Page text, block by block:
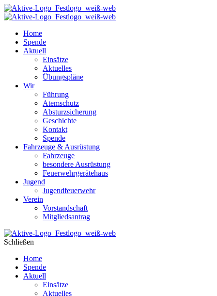
Home
Spende
Aktuell
Einsätze
Aktuelles
Übungspläne
Wir
Führung
Atemschutz
Absturzsicherung
Geschichte
Kontakt
Spende
Fahrzeuge & Ausrüstung
Fahrzeuge
besondere Ausrüstung
Feuerwehrgerätehaus
Jugend
Jugendfeuerwehr
Verein
Vorstandschaft
Mitgliedsantrag
Schließen
Home
Spende
Aktuell
Einsätze
Aktuelles